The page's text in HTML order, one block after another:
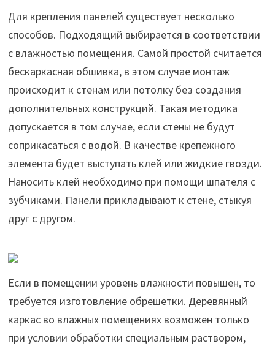
Для крепления панелей существует несколько
способов. Подходящий выбирается в соответствии
с влажностью помещения. Самой простой считается
бескаркасная обшивка, в этом случае монтаж
происходит к стенам или потолку без создания
дополнительных конструкций. Такая методика
допускается в том случае, если стены не будут
соприкасаться с водой. В качестве крепежного
элемента будет выступать клей или жидкие гвозди.
Наносить клей необходимо при помощи шпателя с
зубчиками. Панели прикладывают к стене, стыкуя
друг с другом.
Если в помещении уровень влажности повышен, то
требуется изготовление обрешетки. Деревянный
каркас во влажных помещениях возможен только
при условии обработки специальным раствором,